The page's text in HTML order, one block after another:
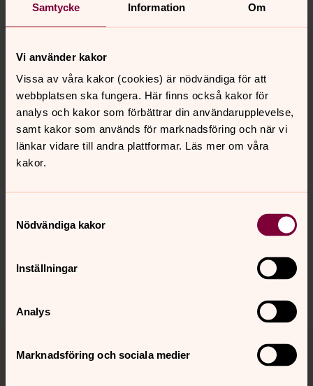
Samtycke Information Om
Vi använder kakor
Vissa av våra kakor (cookies) är nödvändiga för att
webbplatsen ska fungera. Här finns också kakor för
analys och kakor som förbättrar din användarupplevelse,
samt kakor som används för marknadsföring och när vi
länkar vidare till andra plattformar. Läs mer om våra
kakor.
Nödvändiga kakor
Inställningar
Analys
Marknadsföring och sociala medier
hög konstnärlig kvalitet. Nedan ser ni vårt konsertutbud
för våren 2026.
Träffpunkter
Till våra verksamheter och träffpunkter är alla välkomna,
oavsett livsåskådning. Vi finns här för dig, i våra kyrkor
och församlingslokaler, genom personliga möten och
samtal. Vi ser fram emot att dela dagen med dig. Vi ses!
Synpunkter eller frågor på sidans
johannes.forsamling.sthlm@svenskakyrkan.se